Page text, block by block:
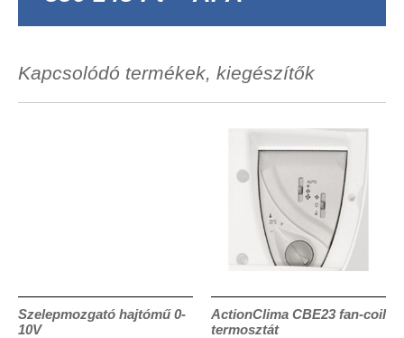
Kapcsolódó termékek, kiegészítők
Szelepmozgató hajtómű 0-
10V
ActionClima CBE23 fan-coil
termosztát